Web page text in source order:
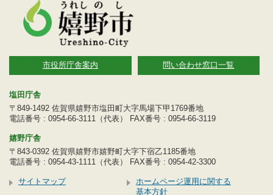
市役所庁舎案内 問い合わせ窓口一覧
塩田庁舎
〒849-1492 佐賀県嬉野市塩田町大字馬場下甲1769番地
電話番号 : 0954-66-3111（代表） FAX番号 : 0954-66-3119
嬉野庁舎
〒843-0392 佐賀県嬉野市嬉野町大字下宿乙1185番地
電話番号 : 0954-43-1111（代表） FAX番号 : 0954-42-3300
サイトマップ
ホームページ運用に関する
基本方針